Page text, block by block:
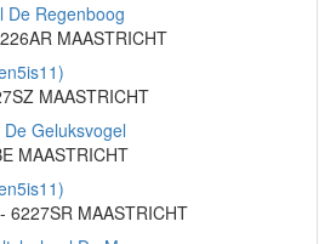
De Regenboog
MAASTRICHT
MAASTRICHT
Geluksvogel
MAASTRICHT
6227SR MAASTRICHT